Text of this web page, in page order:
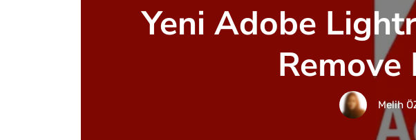
Yeni Adobe
Remove
Melih